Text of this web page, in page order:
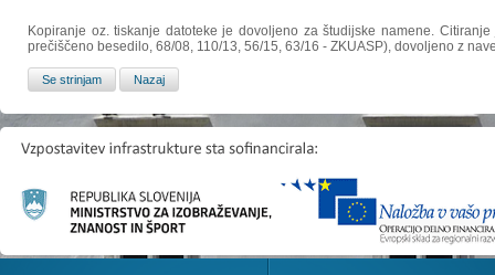
Kopiranje oz. tiskanje datoteke je dovoljeno za študijske namene.
prečiščeno besedilo, 68/08, 110/13, 56/15, 63/16 - ZKUASP), dovoljeno z